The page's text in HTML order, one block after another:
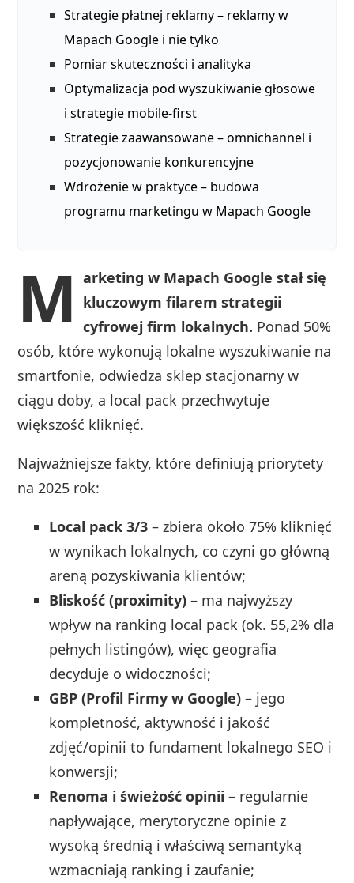
Strategie płatnej reklamy – reklamy w
Mapach Google i nie tylko
Pomiar skuteczności i analityka
Optymalizacja pod wyszukiwanie głosowe
i strategie mobile-first
Strategie zaawansowane – omnichannel i
pozycjonowanie konkurencyjne
Wdrożenie w praktyce – budowa
programu marketingu w Mapach Google
M arketing w Mapach Google stał się
kluczowym filarem strategii
cyfrowej firm lokalnych. Ponad 50%
osób, które wykonują lokalne wyszukiwanie na
smartfonie, odwiedza sklep stacjonarny w
ciągu doby, a local pack przechwytuje
większość kliknięć.
Najważniejsze fakty, które definiują priorytety
na 2025 rok:
Local pack 3/3 – zbiera około 75% kliknięć
w wynikach lokalnych, co czyni go główną
areną pozyskiwania klientów;
Bliskość (proximity) – ma najwyższy
wpływ na ranking local pack (ok. 55,2% dla
pełnych listingów), więc geografia
decyduje o widoczności;
GBP (Profil Firmy w Google) – jego
kompletność, aktywność i jakość
zdjęć/opinii to fundament lokalnego SEO i
konwersji;
Renoma i świeżość opinii – regularnie
napływające, merytoryczne opinie z
wysoką średnią i właściwą semantyką
wzmacniają ranking i zaufanie;